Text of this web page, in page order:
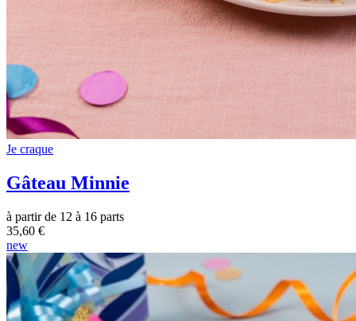
Je craque
Gâteau Minnie
à partir de 12 à 16 parts
35,60 €
new